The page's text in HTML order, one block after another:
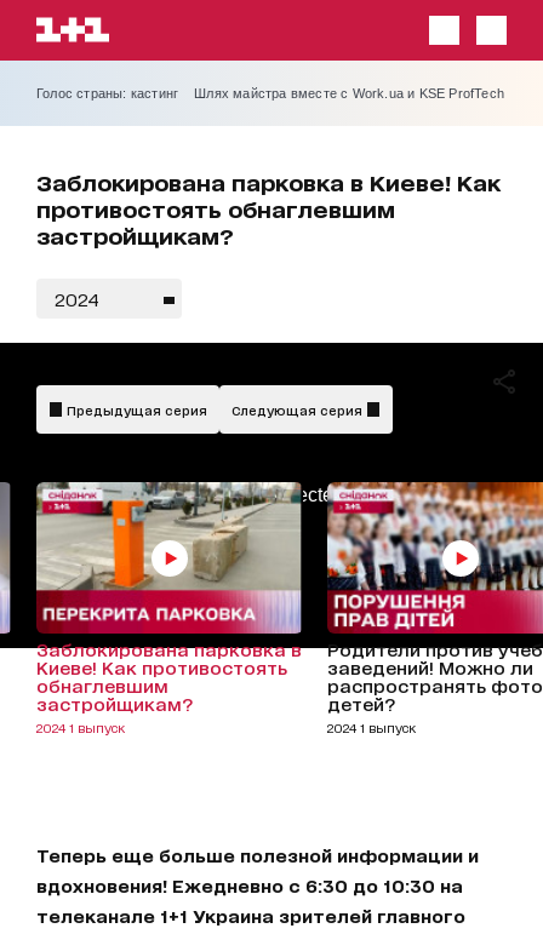
Голос страны: кастинг Шлях майстра вместе с Work.ua и KSE ProfTech
Заблокирована парковка в Киеве! Как
противостоять обнаглевшим
застройщикам?
2024
AdBlockDetected!
Предыдущая серия Следующая серия
Заблокирована парковка в
Киеве! Как противостоять
обнаглевшим
застройщикам?
2024 1 выпуск
Родители против
заведений! Можно ли
распространять фото
детей?
2024 1 выпуск
Теперь еще больше полезной информации и
вдохновения! Ежедневно с 6:30 до 10:30 на
телеканале 1+1 Украина зрителей главного